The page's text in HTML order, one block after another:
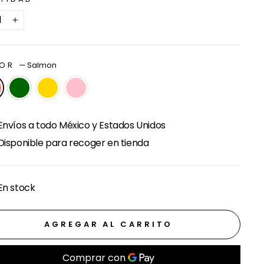
+
—Salmon
a todo México y Estados Unidos
para recoger en tienda
stock
AGREGAR AL CARRITO